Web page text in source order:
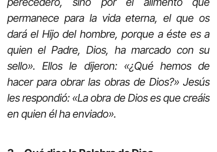
permanece para la vida eterna, el que os
dará el Hijo del hombre, porque a éste es a
quien el Padre, Dios, ha marcado con su
sello». Ellos le dijeron: «¿Qué hemos de
hacer para obrar las obras de Dios?» Jesús
les respondió: «La obra de Dios es que creáis
en quien él ha enviado».